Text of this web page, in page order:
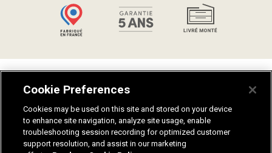
Catalogues
Aides et conseils
Notices de montage
Nuanciers
Mentions légales
Plan du site
Fiches techniques
Recrutement
Cookie Preferences
Cookies may be used on this site and stored on your device
to enhance site navigation, analyze site usage, enable
troubleshooting session recording for optimized customer
support resolution, and assist in our marketing